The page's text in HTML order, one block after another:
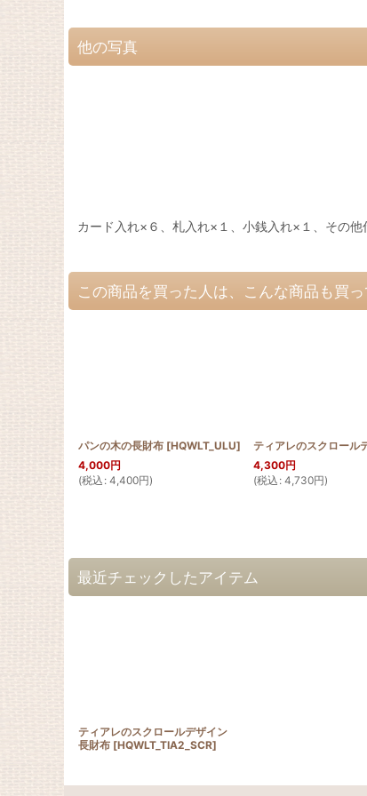
他の写真
カード入れ×６、札入れ×１、小銭入れ×１、その他
この商品を買った人は、こんな商品も買
パンの木の長財布 [HQWLT_ULU]
4,000円
(税込 : 4,400円)
4,300円
(税込 : 4,730円)
最近チェックしたアイテム
ティアレのスクロールデザイン
長財布 [HQWLT_TIA2_SCR]